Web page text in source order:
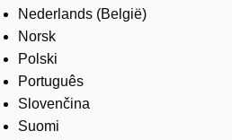
Nederlands (België)
Norsk
Polski
Português
Slovenčina
Suomi